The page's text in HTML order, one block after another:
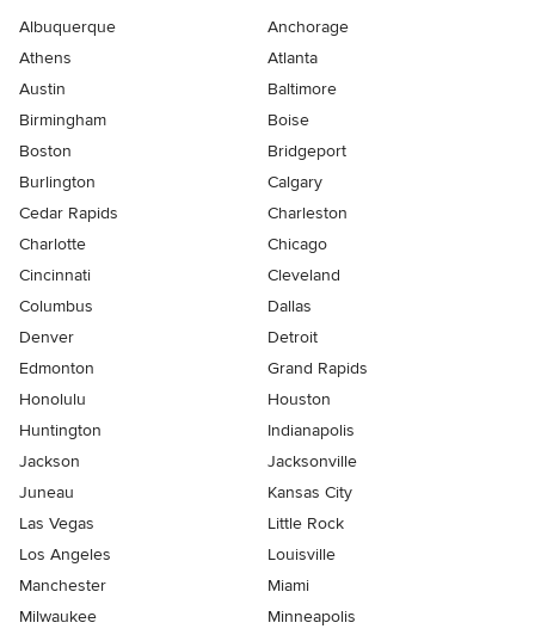
Albuquerque
Anchorage
Athens
Atlanta
Austin
Baltimore
Birmingham
Boise
Boston
Bridgeport
Burlington
Calgary
Cedar Rapids
Charleston
Charlotte
Chicago
Cincinnati
Cleveland
Columbus
Dallas
Denver
Detroit
Edmonton
Grand Rapids
Honolulu
Houston
Huntington
Indianapolis
Jackson
Jacksonville
Juneau
Kansas City
Las Vegas
Little Rock
Los Angeles
Louisville
Manchester
Miami
Milwaukee
Minneapolis